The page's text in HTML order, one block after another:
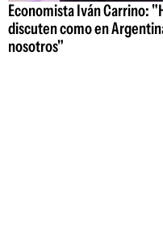
Economista Iván Carrino:
discuten como en
nosotros"